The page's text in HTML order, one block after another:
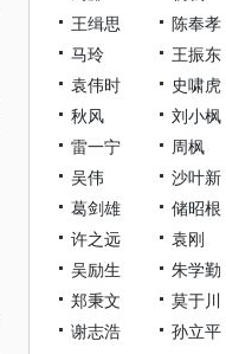
王缉思
陈奉孝
马玲
王振东
袁伟时
史啸虎
秋风
刘小枫
雷一宁
周枫
吴伟
沙叶新
葛剑雄
储昭根
许之远
袁刚
吴励生
朱学勤
郑秉文
莫于川
谢志浩
孙立平